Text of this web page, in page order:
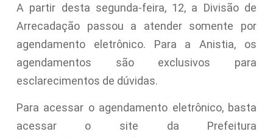
A partir desta segunda-feira, 12, a Divisão de
Arrecadação passou a atender somente por
agendamento eletrônico. Para a Anistia, os
agendamentos são exclusivos para
esclarecimentos de dúvidas.
Para acessar o agendamento eletrônico, basta
acessar o site da Prefeitura